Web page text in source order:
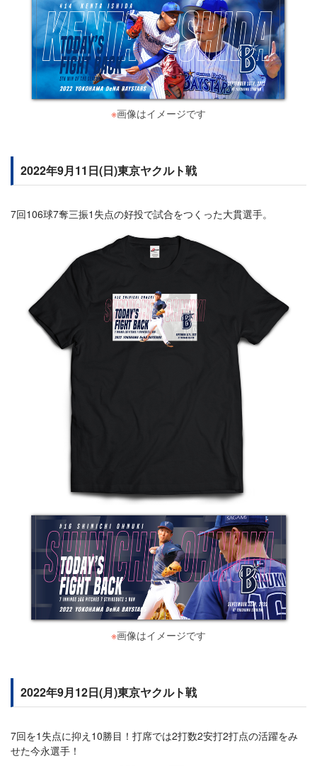
※画像はイメージです
2022年9月11日(日)東京ヤクルト戦
7回106球7奪三振1失点の好投で試合をつくった大貫選手。
※画像はイメージです
2022年9月12日(月)東京ヤクルト戦
7回を1失点に抑え10勝目！打席では2打数2安打2打点の活躍をみ
せた今永選手！